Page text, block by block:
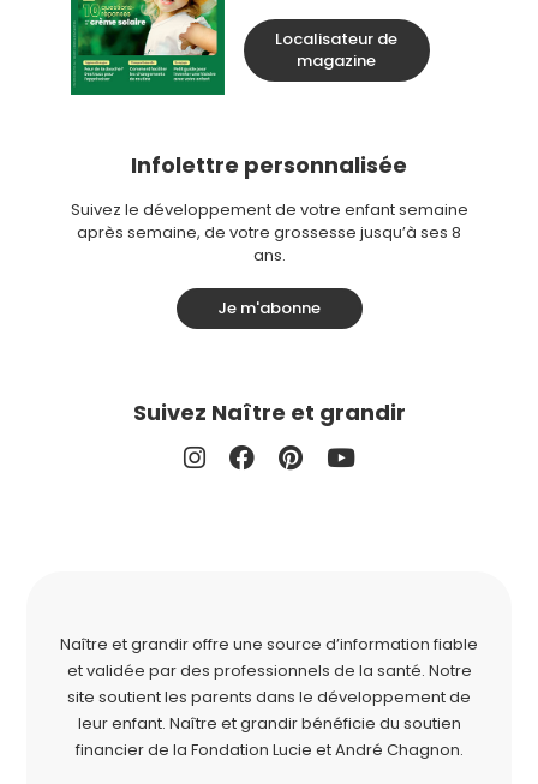
Localisateur de
magazine
Infolettre personnalisée
Suivez le développement de votre enfant semaine
après semaine, de votre grossesse jusqu’à ses 8
ans.
Je m'abonne
Suivez Naître et grandir
Naître et grandir offre une source d’information fiable
et validée par des professionnels de la santé. Notre
site soutient les parents dans le développement de
leur enfant. Naître et grandir bénéficie du soutien
financier de la Fondation Lucie et André Chagnon.